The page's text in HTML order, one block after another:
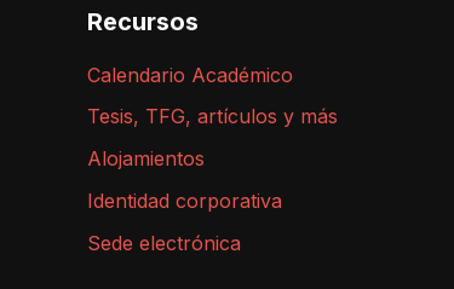
Recursos
Calendario Académico
Tesis, TFG, artículos y más
Alojamientos
Identidad corporativa
Sede electrónica